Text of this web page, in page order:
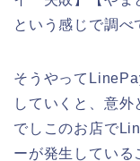
という感じで調べ
そうやって
していくと、意
でしこのお店で
ーが発生している